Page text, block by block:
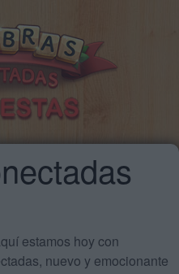
estamos hoy con
nuevo y emocionante